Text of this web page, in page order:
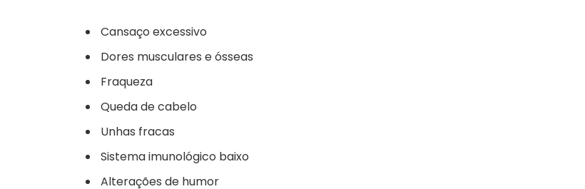
Cansaço excessivo
Dores musculares e ósseas
Fraqueza
Queda de cabelo
Unhas fracas
Sistema imunológico baixo
Alterações de humor